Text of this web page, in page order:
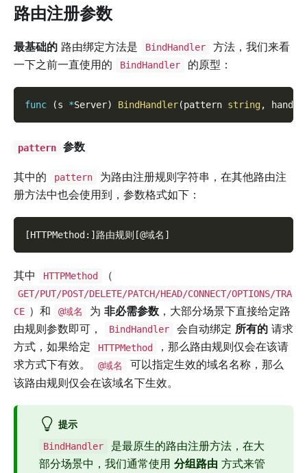
路由注册参数
最基础的 路由绑定方法是 BindHandler
方法，我们来看
一下之前一直使用的
BindHandler 的原型：
func (s *Server) BindHandler(pattern string,
pattern 参数
其中的 pattern
为路由注册规则字符串，在其他路由注
册方法中也会使用到，参数格式如下：
[HTTPMethod:]路由规则[@域名]
其中 HTTPMethod （
GET/PUT/POST/DELETE/PATCH/HEAD/CONNECT/OPTIONS/TRA
CE ）和 @域名 为非必需参数 ，大部分场景下直接给定路
由规则参数即可，
BindHandler 会自动绑定 所有的请求
方式，如果给定
HTTPMethod
，那么路由规则仅会在该请
求方式下有效。
@域名
可以指定生效的域名名称，那么
该路由规则仅会在该域名下生效。
提示
BindHandler
是最原生的路由注册方法，在大
部分场景中，我们通常使用 分组路由 方式来管